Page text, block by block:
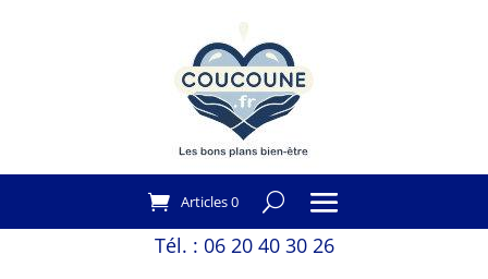
Articles 0
Tél. : 06 20 40 30 26